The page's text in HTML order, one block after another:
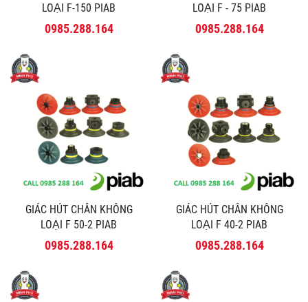
LOẠI F-150 PIAB
0985.288.164
LOẠI F - 75 PIAB
0985.288.164
GIÁC HÚT CHÂN KHÔNG
LOẠI F 50-2 PIAB
0985.288.164
GIÁC HÚT CHÂN KHÔNG
LOẠI F 40-2 PIAB
0985.288.164